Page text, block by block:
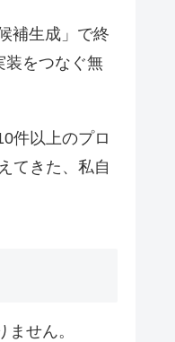
補生成」で終
装をつなぐ無
件以上のプロ
てきた、私自
せん。